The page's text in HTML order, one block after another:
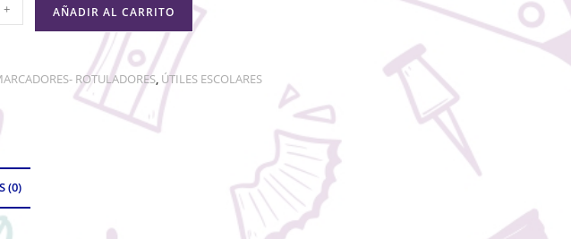
+ AÑADIR AL CARRITO
ROTULADORES, ÚTILES ESCOLARES
(0)